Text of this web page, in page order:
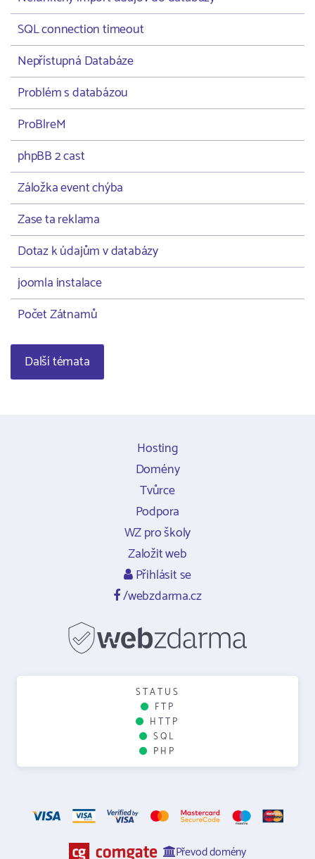
SQL connection timeout
Nepřístupná Databáze
Problém s databázou
ProBlreM
phpBB 2 cast
Záložka event chýba
Zase ta reklama
Dotaz k údajům v databázy
joomla instalace
Počet Zátnamů
Další témata
Hosting
Domény
Tvůrce
Podpora
WZ pro školy
Založit web
Přihlásit se
/webzdarma.cz
STATUS
FTP
HTTP
SQL
PHP
Převod domény